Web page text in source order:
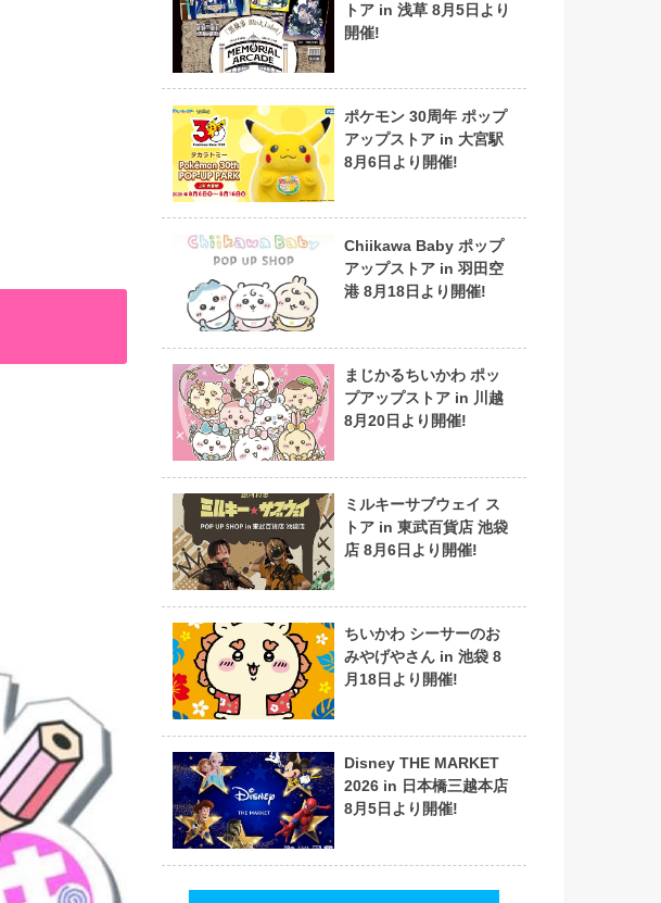
トア in 浅草 8月5日より
開催!
ポケモン 30周年 ポップ
アップストア in 大宮駅
8月6日より開催!
Chiikawa Baby ポップ
アップストア in 羽田空
港 8月18日より開催!
まじかるちいかわ ポッ
プアップストア in 川越
8月20日より開催!
ミルキーサブウェイ ス
トア in 東武百貨店 池袋
店 8月6日より開催!
ちいかわ シーサーのお
みやげやさん in 池袋 8
月18日より開催!
Disney THE MARKET
2026 in 日本橋三越本店
8月5日より開催!